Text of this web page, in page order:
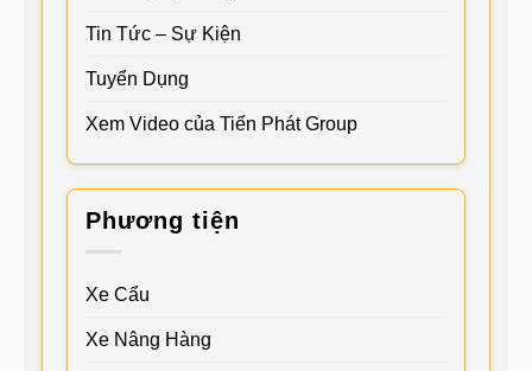
Tin Tức – Sự Kiện
Tuyển Dụng
Xem Video của Tiến Phát Group
Phương tiện
Xe Cẩu
Xe Nâng Hàng